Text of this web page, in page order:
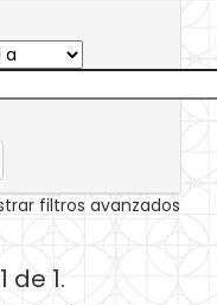
filtros avanzados
de 1.